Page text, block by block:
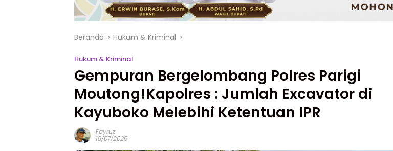
Beranda Hukum & Kriminal
Hukum & Kriminal
Gempuran Bergelombang Polres Parigi
Moutong!Kapolres : Jumlah Excavator di
Kayuboko Melebihi Ketentuan IPR
Fayruz
18/07/2025